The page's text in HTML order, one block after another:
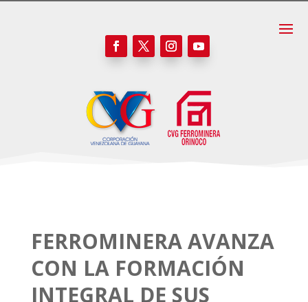
FERROMINERA AVANZA
CON LA FORMACIÓN
INTEGRAL DE SUS